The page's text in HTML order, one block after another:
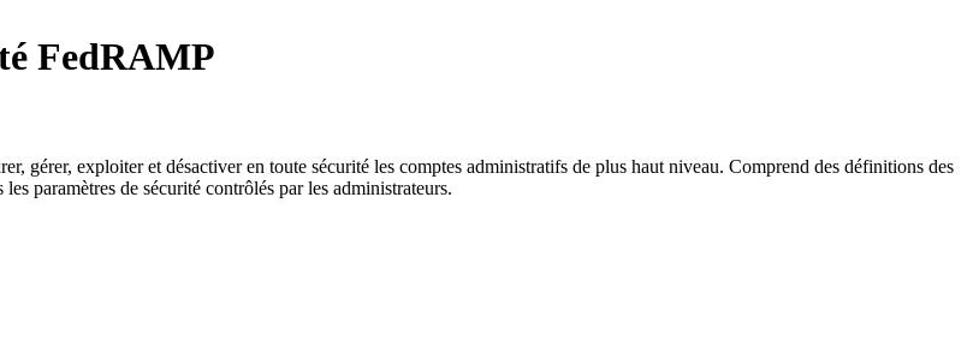
FedRAMP
gérer, exploiter et désactiver en toute sécurité les comptes administratifs de plus haut niveau. Comprend des définitions des
paramètres de sécurité contrôlés par les administrateurs.